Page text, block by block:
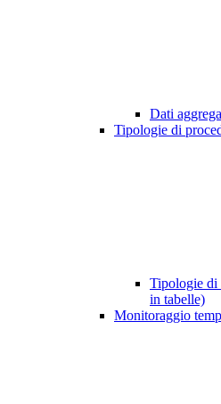
Dati
Tipologie di
Tipologie di
in tabelle)
Monitoraggio